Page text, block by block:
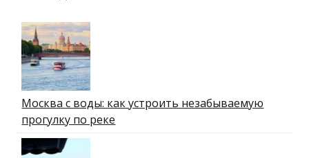
Москва с воды: как устроить незабываемую
прогулку по реке